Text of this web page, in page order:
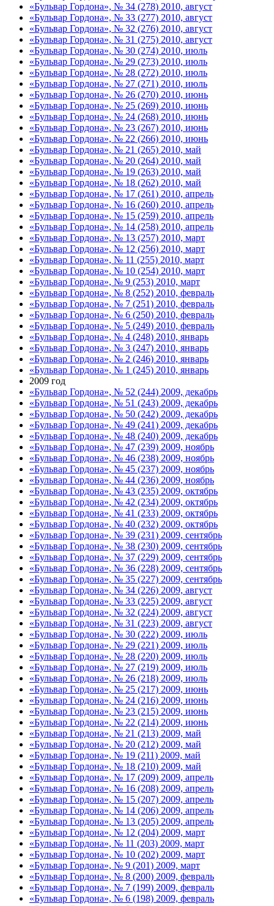
«Бульвар Гордона», № 34 (278) 2010, август
«Бульвар Гордона», № 33 (277) 2010, август
«Бульвар Гордона», № 32 (276) 2010, август
«Бульвар Гордона», № 31 (275) 2010, август
«Бульвар Гордона», № 30 (274) 2010, июль
«Бульвар Гордона», № 29 (273) 2010, июль
«Бульвар Гордона», № 28 (272) 2010, июль
«Бульвар Гордона», № 27 (271) 2010, июль
«Бульвар Гордона», № 26 (270) 2010, июнь
«Бульвар Гордона», № 25 (269) 2010, июнь
«Бульвар Гордона», № 24 (268) 2010, июнь
«Бульвар Гордона», № 23 (267) 2010, июнь
«Бульвар Гордона», № 22 (266) 2010, июнь
«Бульвар Гордона», № 21 (265) 2010, май
«Бульвар Гордона», № 20 (264) 2010, май
«Бульвар Гордона», № 19 (263) 2010, май
«Бульвар Гордона», № 18 (262) 2010, май
«Бульвар Гордона», № 17 (261) 2010, апрель
«Бульвар Гордона», № 16 (260) 2010, апрель
«Бульвар Гордона», № 15 (259) 2010, апрель
«Бульвар Гордона», № 14 (258) 2010, апрель
«Бульвар Гордона», № 13 (257) 2010, март
«Бульвар Гордона», № 12 (256) 2010, март
«Бульвар Гордона», № 11 (255) 2010, март
«Бульвар Гордона», № 10 (254) 2010, март
«Бульвар Гордона», № 9 (253) 2010, март
«Бульвар Гордона», № 8 (252) 2010, февраль
«Бульвар Гордона», № 7 (251) 2010, февраль
«Бульвар Гордона», № 6 (250) 2010, февраль
«Бульвар Гордона», № 5 (249) 2010, февраль
«Бульвар Гордона», № 4 (248) 2010, январь
«Бульвар Гордона», № 3 (247) 2010, январь
«Бульвар Гордона», № 2 (246) 2010, январь
«Бульвар Гордона», № 1 (245) 2010, январь
2009 год
«Бульвар Гордона», № 52 (244) 2009, декабрь
«Бульвар Гордона», № 51 (243) 2009, декабрь
«Бульвар Гордона», № 50 (242) 2009, декабрь
«Бульвар Гордона», № 49 (241) 2009, декабрь
«Бульвар Гордона», № 48 (240) 2009, декабрь
«Бульвар Гордона», № 47 (239) 2009, ноябрь
«Бульвар Гордона», № 46 (238) 2009, ноябрь
«Бульвар Гордона», № 45 (237) 2009, ноябрь
«Бульвар Гордона», № 44 (236) 2009, ноябрь
«Бульвар Гордона», № 43 (235) 2009, октябрь
«Бульвар Гордона», № 42 (234) 2009, октябрь
«Бульвар Гордона», № 41 (233) 2009, октябрь
«Бульвар Гордона», № 40 (232) 2009, октябрь
«Бульвар Гордона», № 39 (231) 2009, сентябрь
«Бульвар Гордона», № 38 (230) 2009, сентябрь
«Бульвар Гордона», № 37 (229) 2009, сентябрь
«Бульвар Гордона», № 36 (228) 2009, сентябрь
«Бульвар Гордона», № 35 (227) 2009, сентябрь
«Бульвар Гордона», № 34 (226) 2009, август
«Бульвар Гордона», № 33 (225) 2009, август
«Бульвар Гордона», № 32 (224) 2009, август
«Бульвар Гордона», № 31 (223) 2009, август
«Бульвар Гордона», № 30 (222) 2009, июль
«Бульвар Гордона», № 29 (221) 2009, июль
«Бульвар Гордона», № 28 (220) 2009, июль
«Бульвар Гордона», № 27 (219) 2009, июль
«Бульвар Гордона», № 26 (218) 2009, июль
«Бульвар Гордона», № 25 (217) 2009, июнь
«Бульвар Гордона», № 24 (216) 2009, июнь
«Бульвар Гордона», № 23 (215) 2009, июнь
«Бульвар Гордона», № 22 (214) 2009, июнь
«Бульвар Гордона», № 21 (213) 2009, май
«Бульвар Гордона», № 20 (212) 2009, май
«Бульвар Гордона», № 19 (211) 2009, май
«Бульвар Гордона», № 18 (210) 2009, май
«Бульвар Гордона», № 17 (209) 2009, апрель
«Бульвар Гордона», № 16 (208) 2009, апрель
«Бульвар Гордона», № 15 (207) 2009, апрель
«Бульвар Гордона», № 14 (206) 2009, апрель
«Бульвар Гордона», № 13 (205) 2009, апрель
«Бульвар Гордона», № 12 (204) 2009, март
«Бульвар Гордона», № 11 (203) 2009, март
«Бульвар Гордона», № 10 (202) 2009, март
«Бульвар Гордона», № 9 (201) 2009, март
«Бульвар Гордона», № 8 (200) 2009, февраль
«Бульвар Гордона», № 7 (199) 2009, февраль
«Бульвар Гордона», № 6 (198) 2009, февраль